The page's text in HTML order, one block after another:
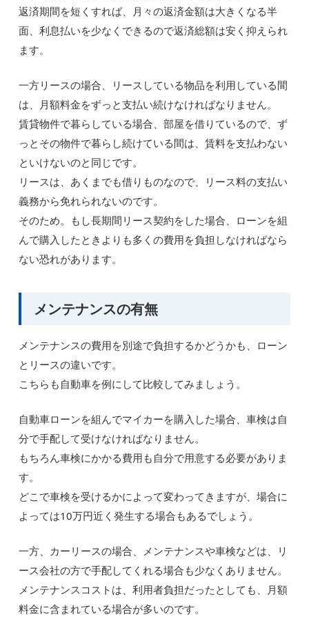
返済期間を短くすれば、月々の返済金額は大きくなる半
面、利息払いを少なくできるので返済総額は安く抑えられ
ます。
一方リースの場合、リースしている物品を利用している間
は、月額料金をずっと支払い続けなければなりません。
賃貸物件で暮らしている場合、部屋を借りているので、ず
っとその物件で暮らし続けている間は、賃料を支払わない
といけないのと同じです。
リースは、あくまでも借りものなので、リース料の支払い
義務から免れられないのです。
そのため。もし長期間リース契約をした場合、ローンを組
んで購入したときよりも多くの費用を負担しなければなら
ない恐れがあります。
メンテナンスの有無
メンテナンスの費用を別途で負担するかどうかも、ローン
とリースの違いです。
こちらも自動車を例にして比較してみましょう。
自動車ローンを組んでマイカーを購入した場合、車検は自
分で手配して受けなければなりません。
もちろん車検にかかる費用も自分で用意する必要がありま
す。
どこで車検を受けるかによって変わってきますが、場合に
よっては10万円近く発生する場合もあるでしょう。
一方、カーリースの場合、メンテナンスや車検などは、リ
ース会社の方で手配してくれる場合も少なくありません。
メンテナンスコストは、利用者負担だったとしても、月額
料金に含まれている場合が多いのです。